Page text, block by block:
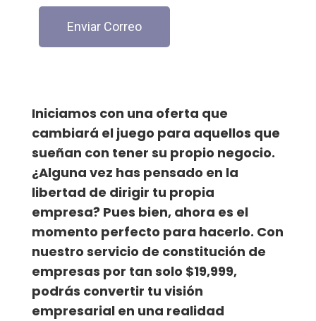
Enviar Correo
Iniciamos con una oferta que
cambiará el juego para aquellos que
sueñan con tener su propio negocio.
¿Alguna vez has pensado en la
libertad de dirigir tu propia
empresa? Pues bien, ahora es el
momento perfecto para hacerlo. Con
nuestro servicio de constitución de
empresas por tan solo $19,999,
podrás convertir tu visión
empresarial en una realidad